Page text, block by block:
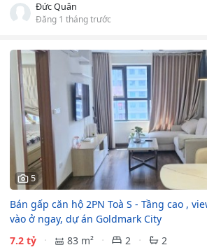
Đức Quân
Đăng 1 tháng trước
5
Bán gấp căn hộ 2PN Toà S - Tầng cao ,
vào ở ngay, dự án Goldmark City
7.2 tỷ
83 m² 2
2